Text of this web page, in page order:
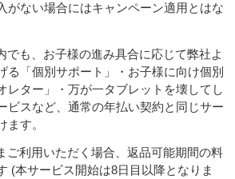
がない場合にはキャンペーン適用とはな
でも、お子様の進み具合に応じて弊社よ
る「個別サポート」・お子様に向け個別
レター」・万が一タブレットを壊してし
ビスなど、通常の年払い契約と同じサー
ます。
ご利用いただく場合、返品可能期間の料
(本サービス開始は8日目以降となりま